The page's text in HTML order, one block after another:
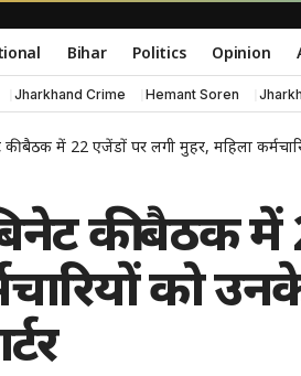
Bihar Politics Opinion
Jharkhand Crime Hemant Soren
की बैठक में 22 एजेंडों पर लगी मुहर, महिला
की बैठक में
को